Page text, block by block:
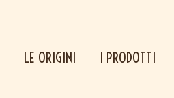
LE ORIGINI I PRODOTTI